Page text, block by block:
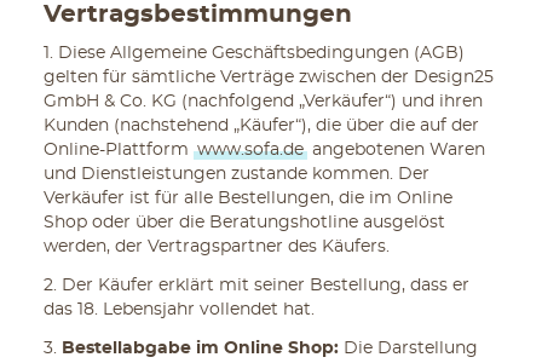
Vertragsbestimmungen
1. Diese Allgemeine Geschäftsbedingungen (AGB)
gelten für sämtliche Verträge zwischen der Design25
GmbH & Co. KG (nachfolgend „Verkäufer“) und ihren
Kunden (nachstehend „Käufer“), die über die auf der
Online-Plattform www.sofa.de angebotenen Waren
und Dienstleistungen zustande kommen. Der
Verkäufer ist für alle Bestellungen, die im Online
Shop oder über die Beratungshotline ausgelöst
werden, der Vertragspartner des Käufers.
2. Der Käufer erklärt mit seiner Bestellung, dass er
das 18. Lebensjahr vollendet hat.
3. Bestellabgabe im Online Shop: Die Darstellung